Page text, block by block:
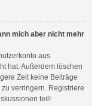
mich aber nicht mehr
aus
hat. Außerdem löschen
Zeit keine Beiträge
verringern. Registriere
teil!